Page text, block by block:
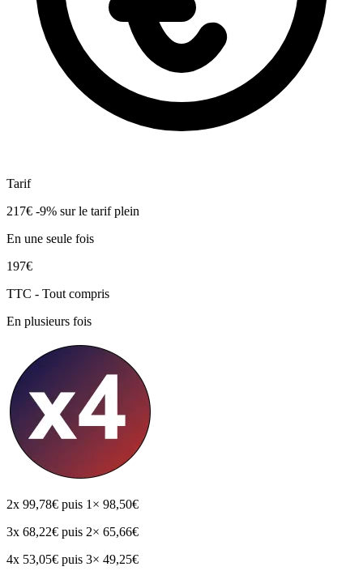
Tarif
217€ -9% sur le tarif plein
En une seule fois
197€
TTC - Tout compris
En plusieurs fois
2x 99,78€ puis 1× 98,50€
3x 68,22€ puis 2× 65,66€
4x 53,05€ puis 3× 49,25€